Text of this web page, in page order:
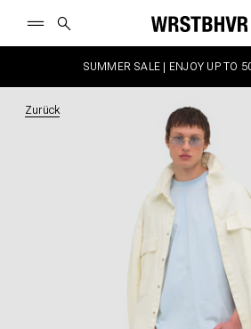
SUMMER SALE | ENJOY UP TO
Zurück